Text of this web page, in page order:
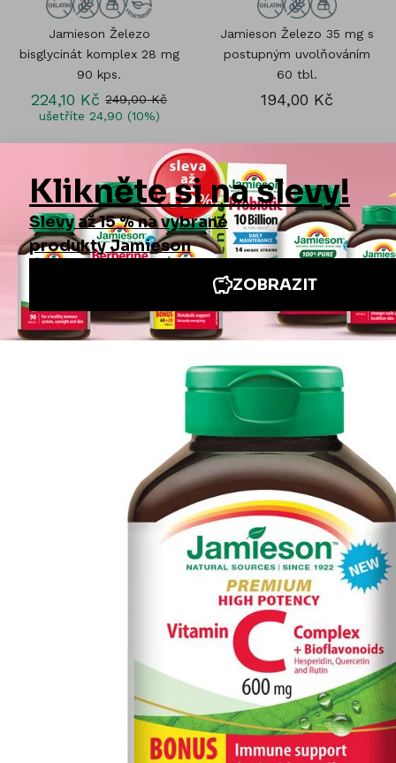
Jamieson Železo
bisglycinát komplex 28 mg
90 kps.
224,10 Kč 249,00 Kč
ušetříte 24,90 (10%)
Jamieson Železo 35 mg s
postupným uvolňováním
60 tbl.
194,00 Kč
Jiné stránky Jamieson
Zadáním emailové adresy a odesláním formuláře udělujete svůj souhlas se
zpracováním osobních údajů pro účely marketingu. Pro bližší informace o
zpracování osobních údajů podívejte stránku Informace o zpracování